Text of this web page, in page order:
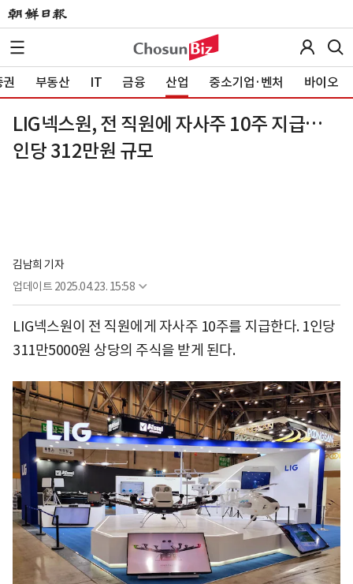
부동산 IT 금융 산업 중소기업·벤처 바이오
LIG넥스원, 전 직원에 자사주 10주 지급…
인당 312만원 규모
김남희 기자
업데이트 2025.04.23. 15:58
LIG넥스원이 전 직원에게 자사주 10주를 지급한다. 1인당
311만5000원 상당의 주식을 받게 된다.